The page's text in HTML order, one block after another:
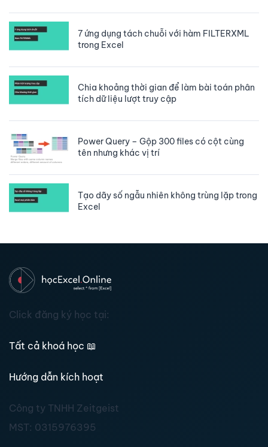
7 ứng dụng tách chuỗi với hàm FILTERXML
trong Excel
Chia khoảng thời gian để làm bài toán phân
tích dữ liệu lượt truy cập
Power Query – Gộp 300 files có cột cùng
tên nhưng khác vị trí
Tạo dãy số ngẫu nhiên không trùng lặp trong
Excel
Click đăng ký học tại:
Tất cả khoá học 📖
Hướng dẫn kích hoạt
Công ty TNHH Zeitgeist
MST: 0315976395